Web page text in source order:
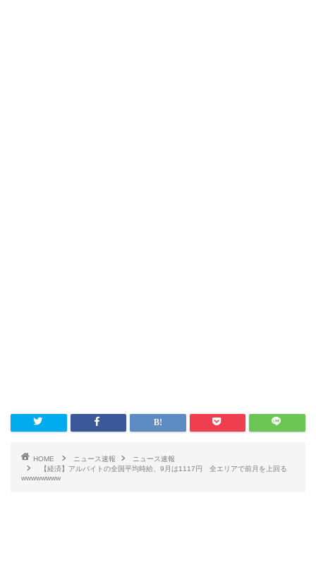
HOME ニュース速報
ニュース速報
【経済】アルバイトの全国平均時給、9月は1117円 全エリアで前月を上回る
wwwwwwww